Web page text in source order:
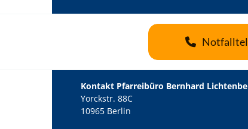
Kontakt Pfarreibüro Bernhard
Yorckstr. 88C
10965 Berlin